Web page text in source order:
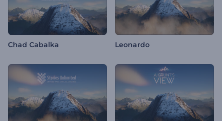
Chad Cabalka Leonardo